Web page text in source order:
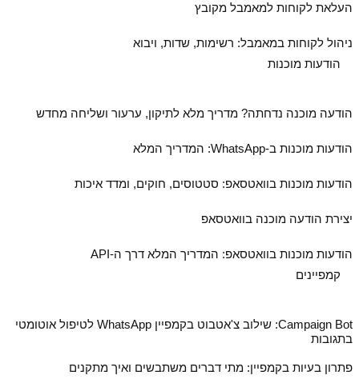
העלאת לקוחות למאמבל מקובץ
ניהול לקוחות במאמבל: רשימות, שדות, ויבוא
הודעות מוכנות
הודעה מוכנה נדחתה? מדריך מלא לתיקון, ערעור ושליחה מחדש
הודעות מוכנות ב‑WhatsApp: המדריך המלא
הודעות מוכנות בוואטסאפ: סטטוסים, חוקים, ומדד איכות
יצירת הודעה מוכנה בוואטסאפ
הודעות מוכנות בוואטסאפ: המדריך המלא דרך ה‑API
קמפיינים
Campaign Bot: שילוב צ'אטבוט בקמפיין WhatsApp לטיפול אוטומטי
בתגובות
פתרון בעיות בקמפיין: מתי דברים משתבשים ואיך מתקנים